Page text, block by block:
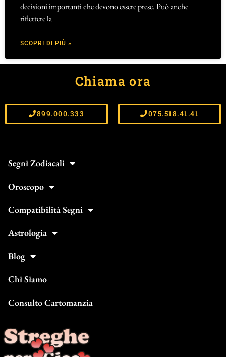
decisioni importanti che devono essere prese. Può anche
riflettere la
SCOPRI DI PIÙ »
Chiama ora
899.000.333 075.518.41.41
Segni Zodiacali
Oroscopo
Compatibilità Segni
Astrologia
Blog
Chi Siamo
Consulto Cartomanzia